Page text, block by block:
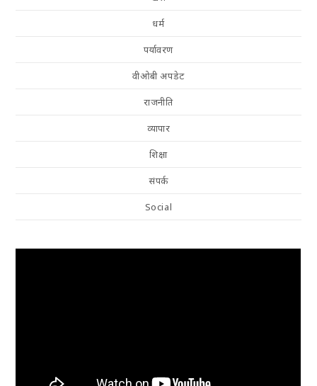
धर्म
पर्यावरण
वीओबी अपडेट
राजनीति
व्यापार
शिक्षा
संपर्क
Social